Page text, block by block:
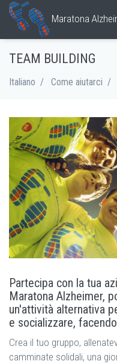
Maratona
TEAM BUILDING
Italiano Come aiutarci
Partecipa con la tua
Maratona Alzheimer,
un'attività alternativa
e socializzare,
Crea il tuo gruppo,
camminate solidali, una